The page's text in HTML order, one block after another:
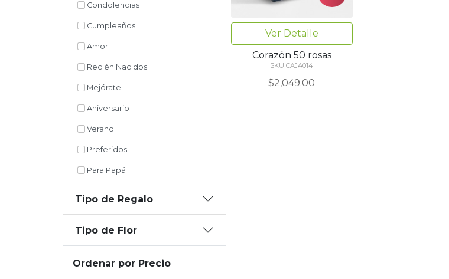
Condolencias
Cumpleaños
Amor
Recién Nacidos
Mejórate
Aniversario
Verano
Preferidos
Para Papá
Tipo de Regalo
Tipo de Flor
Ordenar por Precio
Ver Detalle
Corazón 50 rosas
SKU CAJA014
$2,049.00